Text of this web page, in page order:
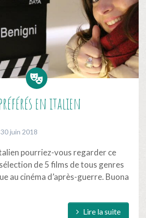
en italien
juin 2018
pourriez-vous regarder ce
de 5 films de tous genres
au cinéma d’après-guerre. Buona
Lire la suite